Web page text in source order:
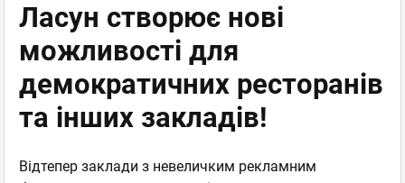
Ласун створює нові
можливості для
демократичних ресторанів
та інших закладів!
Відтепер заклади з невеличким рекламним